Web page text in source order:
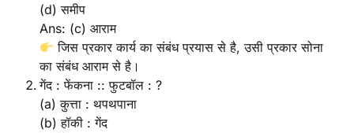
(d) समीप
Ans: (c) आराम
जिस प्रकार कार्य का संबंध प्रयास से है, उसी प्रकार सोना
का संबंध आराम से है।
गेंद : फेंकना :: फुटबॉल : ?
(a) कुत्ता : थपथपाना
(b) हॉकी : गेंद